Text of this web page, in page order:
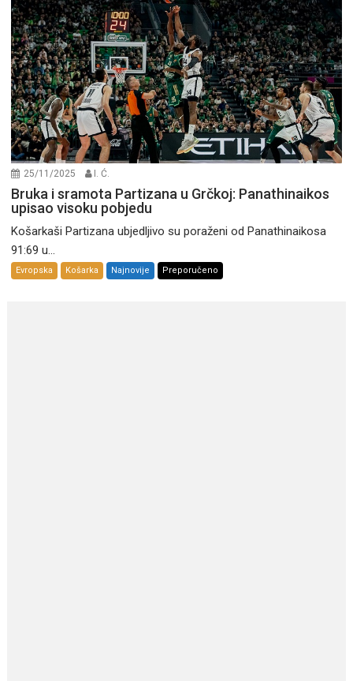
25/11/2025 I. Ć.
Bruka i sramota Partizana u Grčkoj: Panathinaikos
upisao visoku pobjedu
Košarkaši Partizana ubjedljivo su poraženi od Panathinaikosa
91:69 u...
Evropska Košarka Najnovije Preporučeno